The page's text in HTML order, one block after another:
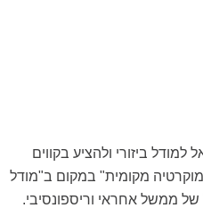
ביזורי ולהציע בקווים
מקומית" במקום ב"מודל
של ממשל אחראי וריספונסיבי.